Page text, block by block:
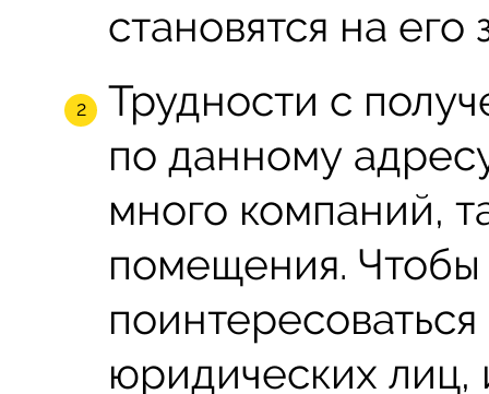
становятся на его
Трудности с
по данному
много компаний,
помещения. Чтобы
юридических